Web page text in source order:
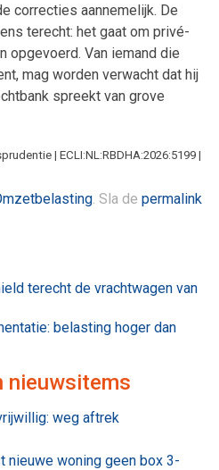
correcties aannemelijk. De
terecht: het gaat om privé-
opgevoerd. Van iemand die
mag worden verwacht dat hij
spreekt van grove
| ECLI:NL:RBDHA:2026:5199 |
. Sla de permalink
terecht de vrachtwagen van
belasting hoger dan
nieuwsitems
weg aftrek
nieuwe woning geen box 3-